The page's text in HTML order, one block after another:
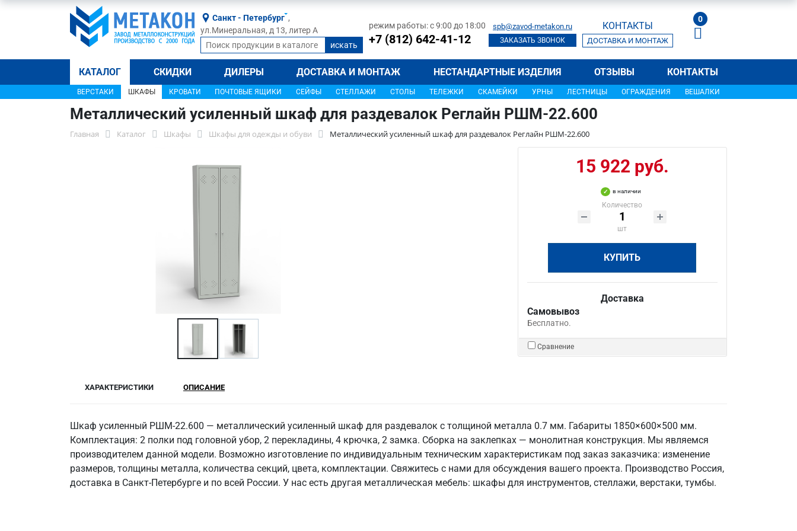
Санкт - Петербург ,
ул.Минеральная, д 13, литер А
режим работы: с 9:00 до 18:00
+7 (812) 642-41-12
spb@zavod-metakon.ru
ЗАКАЗАТЬ ЗВОНОК
КОНТАКТЫ
ДОСТАВКА И МОНТАЖ
0
КАТАЛОГ СКИДКИ ДИЛЕРЫ ДОСТАВКА И МОНТАЖ НЕСТАНДАРТНЫЕ ИЗДЕЛИЯ ОТЗЫВЫ КОНТАКТЫ
ВЕРСТАКИ ШКАФЫ КРОВАТИ ПОЧТОВЫЕ ЯЩИКИ СЕЙФЫ СТЕЛЛАЖИ СТОЛЫ ТЕЛЕЖКИ СКАМЕЙКИ УРНЫ ЛЕСТНИЦЫ ОГРАЖДЕНИЯ ВЕШАЛКИ
Металлический усиленный шкаф для раздевалок Реглайн РШМ-22.600
Главная Каталог Шкафы Шкафы для одежды и обуви Металлический усиленный шкаф для раздевалок Реглайн РШМ-22.600
15 922 руб.
в наличии
Количество
шт
КУПИТЬ
Доставка
Самовывоз
Бесплатно.
Сравнение
ХАРАКТЕРИСТИКИ ОПИСАНИЕ
Шкаф усиленный РШМ-22.600 — металлический усиленный шкаф для раздевалок с толщиной металла 0.7 мм. Габариты 1850×600×500 мм.
Комплектация: 2 полки под головной убор, 2 перекладины, 4 крючка, 2 замка. Сборка на заклепках — монолитная конструкция. Мы являемся
производителем данной модели. Возможно изготовление по индивидуальным техническим характеристикам под заказ заказчика: изменение
размеров, толщины металла, количества секций, цвета, комплектации. Свяжитесь с нами для обсуждения вашего проекта. Производство Россия,
доставка в Санкт‑Петербурге и по всей России. У нас есть другая металлическая мебель: шкафы для инструментов, стеллажи, верстаки, тумбы.